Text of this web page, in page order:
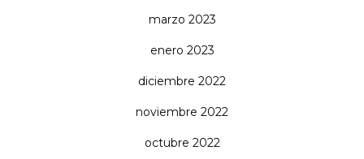
marzo 2023
enero 2023
diciembre 2022
noviembre 2022
octubre 2022